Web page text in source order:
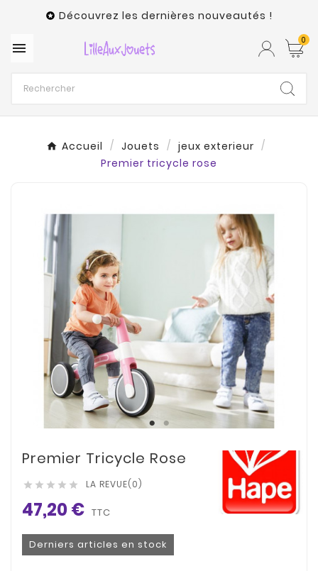
 Découvrez les dernières nouveautés !
 0
Accueil Jouets
jeux exterieur
Premier tricycle rose
Premier Tricycle Rose
     LA REVUE(0)
47,20 € TTC
Derniers articles en stock